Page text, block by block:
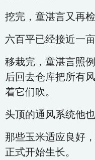
挖完，童湛言又再
六百平已经接近一
移栽完，童湛言照
后回去仓库把所有
着它们吹。
头顶的通风系统他
那些玉米适应良好
正式开始生长。